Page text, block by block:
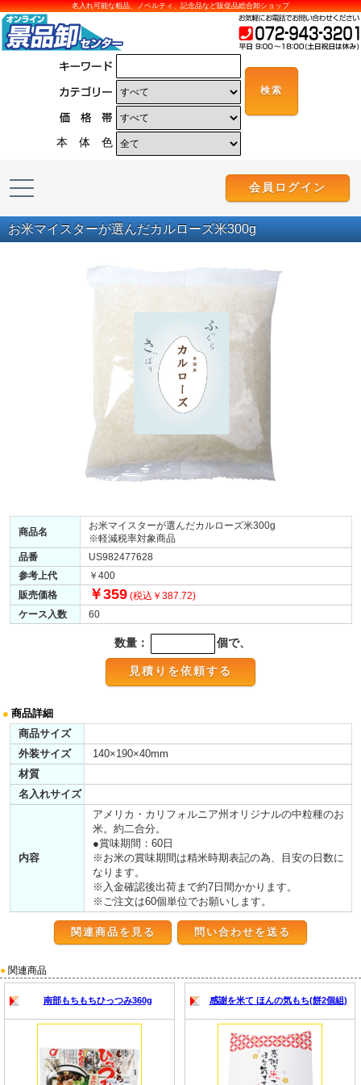
名入れ可能な粗品、ノベルティ、記念品など販促品総合卸ショップ
本 体 色
会員ログイン
お米マイスターが選んだカルローズ米300g
商品名
お米マイスターが選んだカルローズ米300g
※軽減税率対象商品
品番
US982477628
参考上代
￥400
販売価格
￥359 (税込￥387.72)
ケース入数
60
数量： 個で、
● 商品詳細
商品サイズ
外装サイズ
140×190×40mm
材質
名入れサイズ
内容
アメリカ・カリフォルニア州オリジナルの中粒種のお
米。約二合分。
●賞味期間：60日
※お米の賞味期間は精米時期表記の為、目安の日数に
なります。
※入金確認後出荷まで約7日間かかります。
※ご注文は60個単位でお願いします。
関連商品を見る
● 関連商品
南部もちもちひっつみ360g 感謝を米て ほんの気もち(餅2個組)